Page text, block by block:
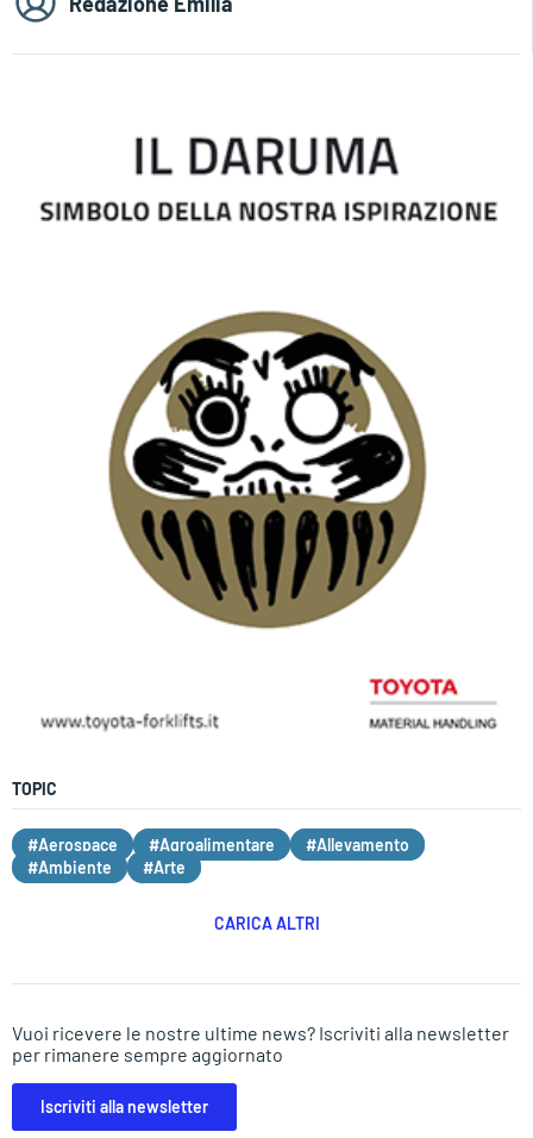
TOPIC
#Aerospace #Agroalimentare
#Allevamento
#Ambiente
#Arte
CARICA ALTRI
Vuoi ricevere le nostre ultime news? Iscriviti alla newsletter
per rimanere sempre aggiornato
Iscriviti alla newsletter